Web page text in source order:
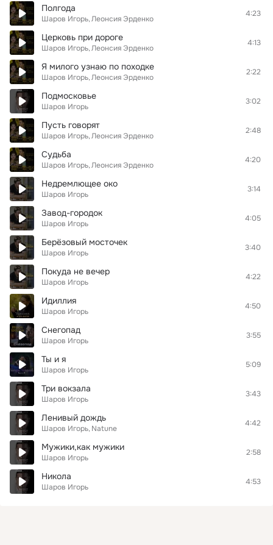
Полгода
Шаров Игорь Леонсия Эрденко
4:23
Церковь при дороге
Шаров Игорь Леонсия Эрденко
4:13
Я милого узнаю по походке
Шаров Игорь Леонсия Эрденко
2:22
Подмосковье
Шаров Игорь
3:02
Пусть говорят
Шаров Игорь Леонсия Эрденко
2:48
Судьба
Шаров Игорь Леонсия Эрденко
4:20
Недремлющее око
Шаров Игорь
3:14
Завод-городок
Шаров Игорь
4:05
Берёзовый мосточек
Шаров Игорь
3:40
Покуда не вечер
Шаров Игорь
4:22
Идиллия
Шаров Игорь
4:50
Снегопад
Шаров Игорь
3:55
Ты и я
Шаров Игорь
5:09
Три вокзала
Шаров Игорь
3:43
Ленивый дождь
Шаров Игорь Natune
4:42
Мужики,как мужики
Шаров Игорь
2:58
Никола
Шаров Игорь
4:53